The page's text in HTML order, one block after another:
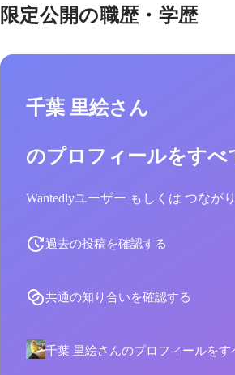
限定公開の職歴・学歴
千葉 里絵さん
のプロフィールをすべ
Wantedlyユーザー もしくは つなが
過去の投稿を確認する
共通の知り合いを確認する
千葉 里絵さんのプロフィールをす